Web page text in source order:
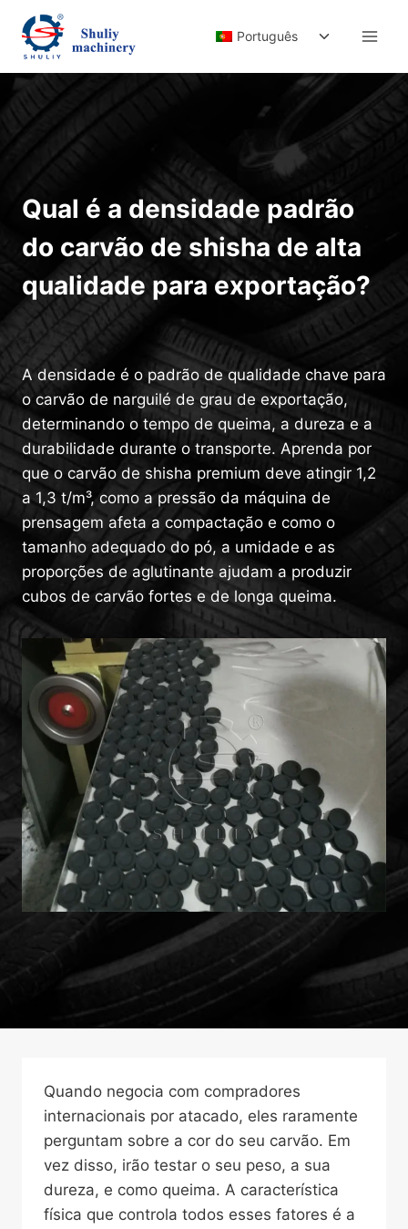
content
Português
Toggle
menu
Qual é a densidade padrão
do carvão de shisha de alta
qualidade para exportação?
A densidade é o padrão de qualidade chave para
o carvão de narguilé de grau de exportação,
determinando o tempo de queima, a dureza e a
durabilidade durante o transporte. Aprenda por
que o carvão de shisha premium deve atingir 1,2
a 1,3 t/m³, como a pressão da máquina de
prensagem afeta a compactação e como o
tamanho adequado do pó, a umidade e as
proporções de aglutinante ajudam a produzir
cubos de carvão fortes e de longa queima.
Quando negocia com compradores
internacionais por atacado, eles raramente
perguntam sobre a cor do seu carvão. Em
vez disso, irão testar o seu peso, a sua
dureza, e como queima. A característica
física que controla todos esses fatores é a